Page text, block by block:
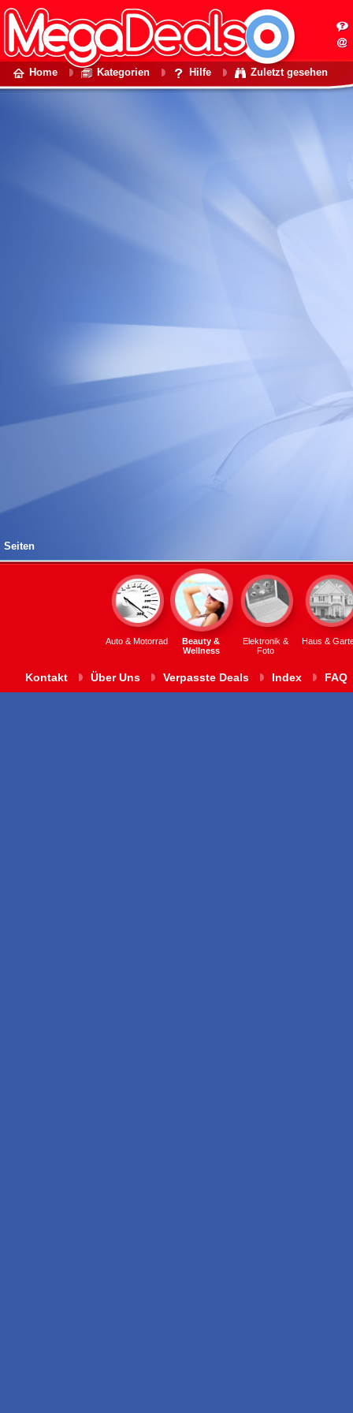
Seiten
Home Kategorien Hilfe Zuletzt gesehen
Auto & Motorrad
Beauty &
Wellness
Elektronik &
Foto
Haus &
Kontakt Über Uns Verpasste Deals Index FAQ